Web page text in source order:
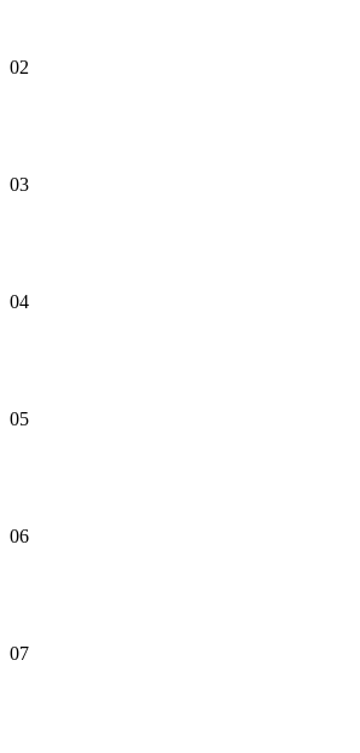
02
03
04
05
06
07